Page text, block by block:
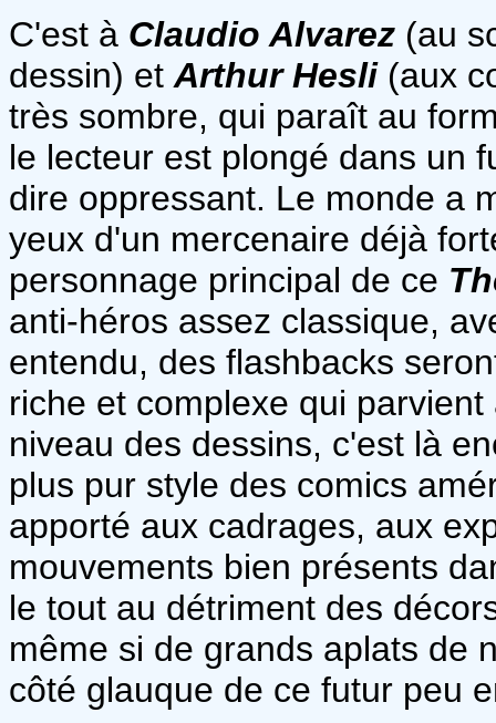
C'est à Claudio Alvarez (au
dessin) et Arthur Hesli(aux
très sombre, qui paraît au
le lecteur est plongé dans un
dire oppressant. Le monde a
yeux d'un mercenaire déjà
personnage principal de ce
anti-héros assez classique,
entendu, des flashbacks
riche et complexe qui
niveau des dessins, c'est là
plus pur style des comics
apporté aux cadrages, aux
mouvements bien présents
le tout au détriment des
même si de grands aplats de
côté glauque de ce futur peu